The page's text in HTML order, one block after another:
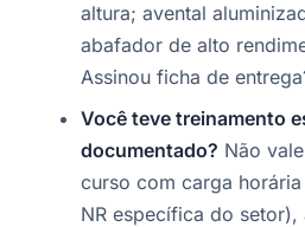
altura; avental
abafador de alto
Assinou ficha de
Você teve treinamento
documentado? Não
curso com carga horária
NR específica do